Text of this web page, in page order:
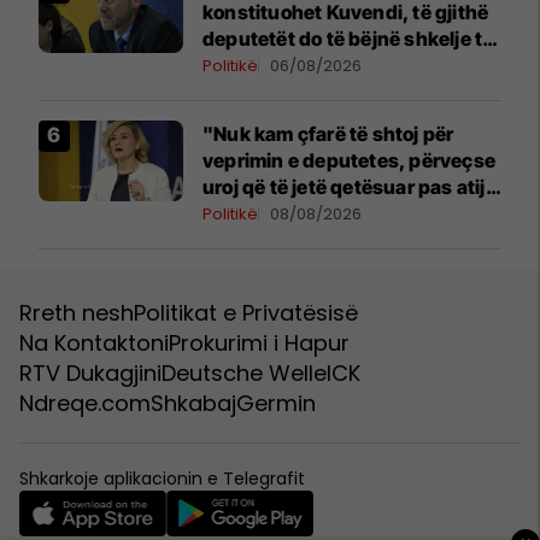
konstituohet Kuvendi, të gjithë
deputetët do të bëjnë shkelje të
rëndë kushtetuese
Politikë 06/08/2026
"Nuk kam çfarë të shtoj për
veprimin e deputetes, përveçse
uroj që të jetë qetësuar pas atij
momenti", reagon Kusari-Lila
Politikë 08/08/2026
Rreth neshPolitikat e Privatësisë
Na KontaktoniProkurimi i Hapur
RTV DukagjiniDeutsche WelleICK
Ndreqe.comShkabajGermin
Shkarkoje aplikacionin e Telegrafit